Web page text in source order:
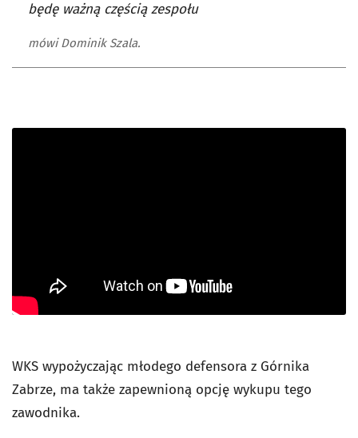
będę ważną częścią zespołu
mówi Dominik Szala.
WKS wypożyczając młodego defensora z Górnika
Zabrze, ma także zapewnioną opcję wykupu tego
zawodnika.